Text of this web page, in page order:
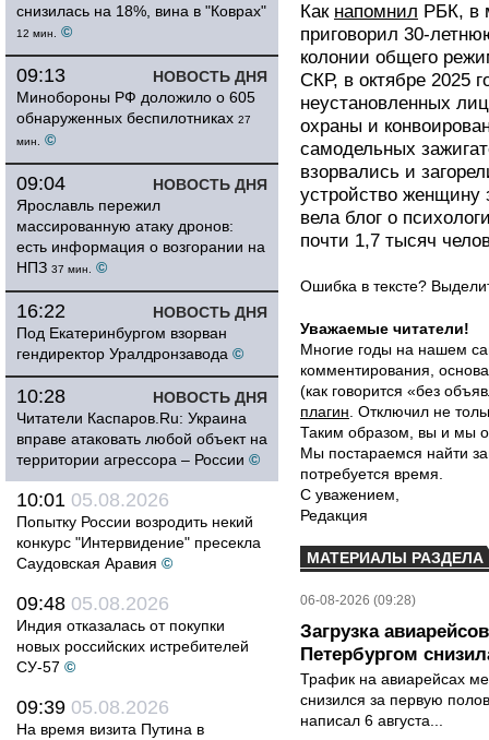
снизилась на 18%, вина в "Коврах"
12 мин. ©
НОВОСТЬ ДНЯ
09:13
Минобороны РФ доложило о 605
обнаруженных беспилотниках 27
мин.
©
НОВОСТЬ ДНЯ
09:04
Ярославль пережил
массированную атаку дронов:
есть информация о возгорании на
НПЗ 37 мин. ©
НОВОСТЬ ДНЯ
16:22
Под Екатеринбургом взорван
гендиректор Уралдронзавода ©
НОВОСТЬ ДНЯ
10:28
Читатели Каспаров.Ru: Украина
вправе атаковать любой объект на
территории агрессора – России ©
10:01 05.08.2026
Попытку России возродить некий
конкурс "Интервидение" пресекла
Саудовская Аравия ©
09:48 05.08.2026
Индия отказалась от покупки
новых российских истребителей
СУ-57 ©
09:39 05.08.2026
На время визита Путина в
Как напомнил РБК, в
приговорил 30-
колонии общего
СКР, в октябре 2025
неустановленных
охраны и
самодельных
взорвались и
устройство
вела блог о
почти 1,7 тысяч
Ошибка в тексте?
Уважаемые читатели!
Многие годы на нашем
комментирования,
(как говорится «без
плагин . Отключил не
Таким образом, вы и мы
Мы постараемся найти
потребуется время.
С уважением,
Редакция
МАТЕРИАЛЫ РАЗДЕЛА
06-08-2026 (09:28)
Загрузка
Петербургом
Трафик на авиарейсах
снизился за первую
написал 6 августа...